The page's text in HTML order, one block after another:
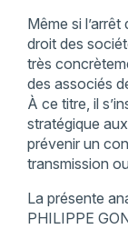
Même si
droit des
très
des associés
À ce titre, il
stratégique
prévenir un
transmission
La présente
PHILIPPE